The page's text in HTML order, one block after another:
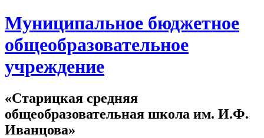
Муниципальное бюджетное
общеобразовательное
учреждение
«Старицкая средняя
общеобразовательная школа им. И.Ф.
Иванцова»